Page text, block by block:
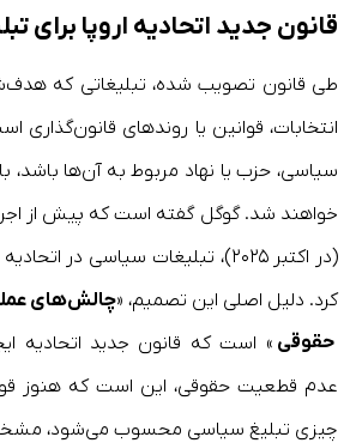
قانون جدید اتحادیه اروپا برای
طی قانون تصویب شده، تبلیغاتی که
انتخابات، قوانین یا روندهای قانون‌گذاری
سیاسی، حزب یا نهاد مربوط به آن‌ها باشد،
خواهند شد. گوگل گفته است که پیش از
(در اکتبر ۲۰۲۵)، تبلیغات سیاسی در
کرد. دلیل اصلی این تصمیم، «چالش‌های
حقوقی » است که قانون جدید اتحادیه
عدم قطعیت حقوقی، این است که هنوز
چیزی تبلیغ سیاسی محسوب می‌شود،